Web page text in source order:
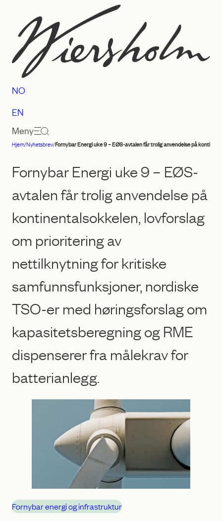
innhold
Advokatfirmaet
Wiersholm
NO
EN
Meny
Hjem/Nyhetsbrev/Fornybar Energi uke 9 – EØS-avtalen får trolig anvendelse på
Fornybar Energi uke 9 – EØS-
avtalen får trolig anvendelse på
kontinentalsokkelen, lovforslag
om prioritering av
nettilknytning for kritiske
samfunnsfunksjoner, nordiske
TSO-er med høringsforslag om
kapasitetsberegning og RME
dispenserer fra målekrav for
batterianlegg.
Fornybar energi og infrastruktur